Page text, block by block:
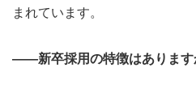
まれています。
――新卒採用の特徴はあります